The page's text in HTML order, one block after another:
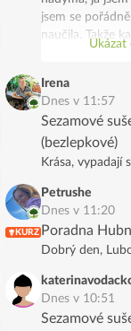
jsem se
naučila. Takže
skupiny, on z
Ukázat
Irena
Dnes v 11:57
Sezamové
(bezlepkové)
Krása, vypadají
KURZ
Petrushe
Dnes v 11:20
Poradna
Dobrý den,
Dnes v 10:51
Sezamové